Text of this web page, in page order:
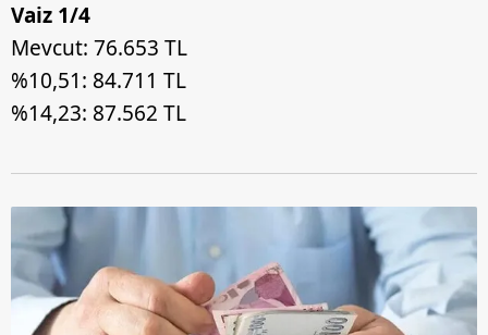
Vaiz 1/4
Mevcut: 76.653 TL
%10,51: 84.711 TL
%14,23: 87.562 TL